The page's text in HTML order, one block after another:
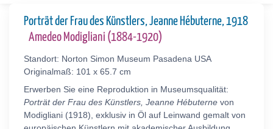
Porträt der Frau des Künstlers, Jeanne Hébuterne, 1918
Amedeo Modigliani (1884-1920)
Standort: Norton Simon Museum Pasadena USA
Originalmaß: 101 x 65.7 cm
Erwerben Sie eine Reproduktion in Museumsqualität:
Porträt der Frau des Künstlers, Jeanne Hébuterne von
Modigliani (1918), exklusiv in Öl auf Leinwand gemalt von